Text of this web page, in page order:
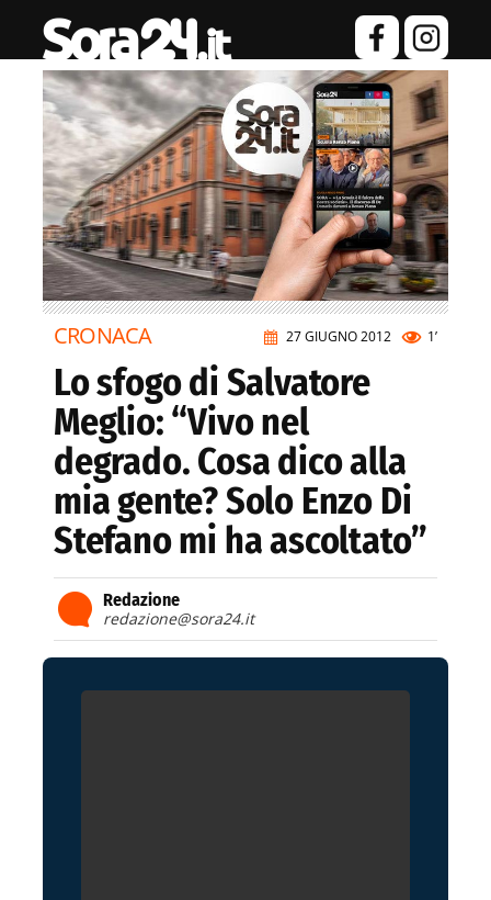
27 GIUGNO 2012 1’
CRONACA
Lo sfogo di Salvatore
Meglio: “Vivo nel
degrado. Cosa dico alla
mia gente? Solo Enzo Di
Stefano mi ha ascoltato”
Redazione
redazione@sora24.it